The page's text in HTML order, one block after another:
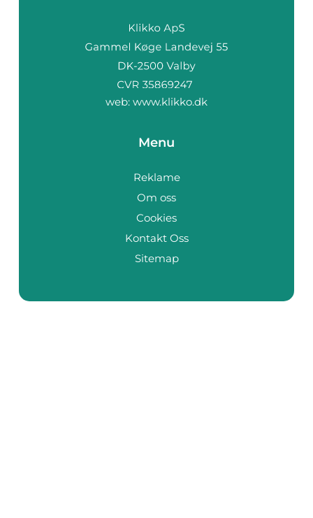
web: www.klikko.dk
Menu
Reklame
Om oss
Cookies
Kontakt Oss
Sitemap